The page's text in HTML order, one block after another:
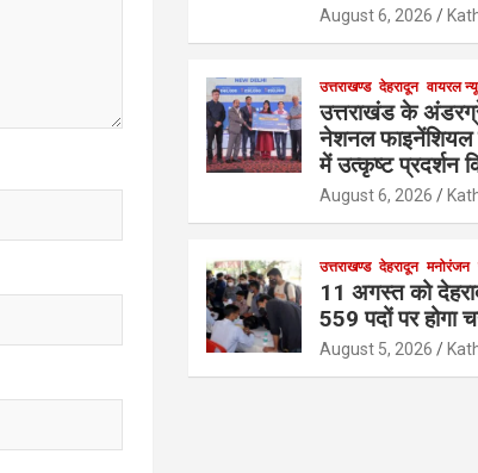
August 6, 2026
उत्तराखण्ड देहरादून वायरल
उत्तराखंड के
नेशनल फाइनेंशियल
में उत्कृष्ट प्रदर्शन
August 6, 2026
उत्तराखण्ड देहरादून मनोरंजन
11 अगस्त को
559 पदों पर होगा
August 5, 2026